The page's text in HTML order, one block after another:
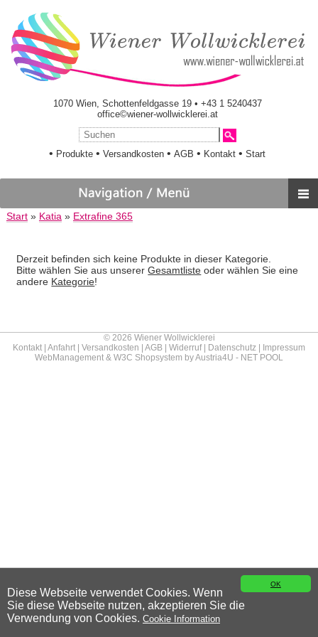
OK
Diese Webseite verwendet Cookies. Wenn
Sie diese Webseite nutzen, akzeptieren Sie die
Verwendung von Cookies. Cookie Information
1070 Wien, Schottenfeldgasse 19 • +43 1 5240437
office©wiener-wollwicklerei.at
• Produkte •Versandkosten •AGB • Kontakt •Start
Start» Katia» Extrafine 365
Derzeit befinden sich keine Produkte in dieser Kategorie.
Bitte wählen Sie aus unsererGesamtliste oder wählen Sie eine
andere Kategorie!
© 2026 Wiener Wollwicklerei
Kontakt | Anfahrt | Versandkosten | AGB | Widerruf| Datenschutz | Impressum
WebManagement & W3C Shopsystem byAustria4U - NET POOL